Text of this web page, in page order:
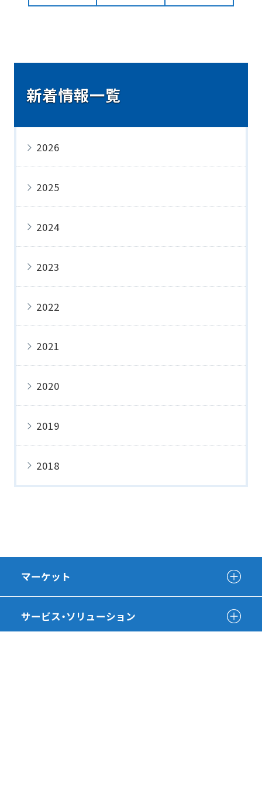
新着情報一覧
2026
2025
2024
2023
2022
2021
2020
2019
2018
マーケット
サービス・ソリューション